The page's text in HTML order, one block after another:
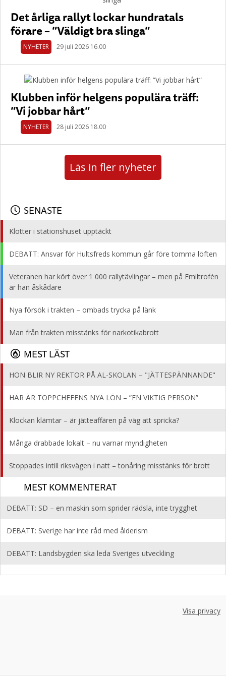
Det årliga rallyt lockar hundratals
förare – ”Väldigt bra slinga”
NYHETER 29 juli 2026 16.00
Klubben inför helgens populära träff:
”Vi jobbar hårt”
NYHETER 28 juli 2026 18.00
Läs in fler nyheter
SENASTE
Klotter i stationshuset upptäckt
DEBATT: Ansvar för Hultsfreds kommun går före tomma löften
Veteranen har kört över 1 000 rallytävlingar – men på Emiltrofén
är han åskådare
Nya försök i trakten – ombads trycka på länk
Man från trakten misstänks för narkotikabrott
MEST LÄST
HON BLIR NY REKTOR PÅ AL-SKOLAN – "JÄTTESPÄNNANDE"
HÄR ÄR TOPPCHEFENS NYA LÖN – ”EN VIKTIG PERSON”
Klockan klämtar – är jätteaffären på väg att spricka?
Många drabbade lokalt – nu varnar myndigheten
Stoppades intill riksvägen i natt – tonåring misstänks för brott
MEST KOMMENTERAT
DEBATT: SD – en maskin som sprider rädsla, inte trygghet
DEBATT: Sverige har inte råd med ålderism
DEBATT: Landsbygden ska leda Sveriges utveckling
Visa privacy